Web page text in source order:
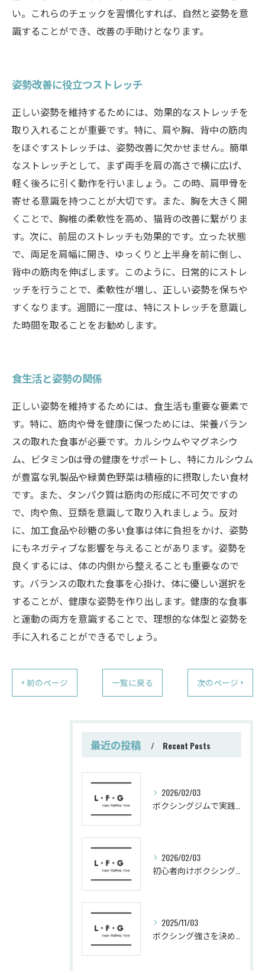
い。これらのチェックを習慣化すれば、自然と姿勢を意
識することができ、改善の手助けとなります。
姿勢改善に役立つストレッチ
正しい姿勢を維持するためには、効果的なストレッチを
取り入れることが重要です。特に、肩や胸、背中の筋肉
をほぐすストレッチは、姿勢改善に欠かせません。簡単
なストレッチとして、まず両手を肩の高さで横に広げ、
軽く後ろに引く動作を行いましょう。この時、肩甲骨を
寄せる意識を持つことが大切です。また、胸を大きく開
くことで、胸椎の柔軟性を高め、猫背の改善に繋がりま
す。次に、前屈のストレッチも効果的です。立った状態
で、両足を肩幅に開き、ゆっくりと上半身を前に倒し、
背中の筋肉を伸ばします。このように、日常的にストレ
ッチを行うことで、柔軟性が増し、正しい姿勢を保ちや
すくなります。週間に一度は、特にストレッチを意識し
た時間を取ることをお勧めします。
食生活と姿勢の関係
正しい姿勢を維持するためには、食生活も重要な要素で
す。特に、筋肉や骨を健康に保つためには、栄養バラン
スの取れた食事が必要です。カルシウムやマグネシウ
ム、ビタミンDは骨の健康をサポートし、特にカルシウム
が豊富な乳製品や緑黄色野菜は積極的に摂取したい食材
です。また、タンパク質は筋肉の形成に不可欠ですの
で、肉や魚、豆類を意識して取り入れましょう。反対
に、加工食品や砂糖の多い食事は体に負担をかけ、姿勢
にもネガティブな影響を与えることがあります。姿勢を
良くするには、体の内側から整えることも重要なので
す。バランスの取れた食事を心掛け、体に優しい選択を
することが、健康な姿勢を作り出します。健康的な食事
と運動の両方を意識することで、理想的な体型と姿勢を
手に入れることができるでしょう。
< 前のページ 一覧に戻る 次のページ >
最近の投稿 Recent Posts
2026/02/03
2026/02/03
2025/11/03